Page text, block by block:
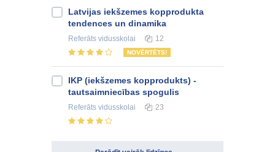
Latvijas iekšzemes kopprodukta
tendences un dinamika
Referāts vidusskolai 12
NOVĒRTĒTS!
IKP (iekšzemes kopprodukts) -
tautsaimniecības spogulis
Referāts vidusskolai 23